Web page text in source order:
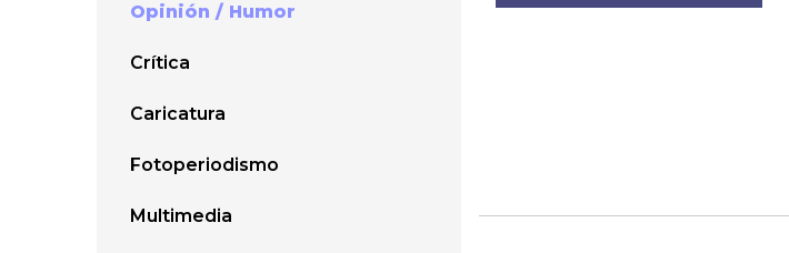
Opinión / Humor
Crítica
Caricatura
Fotoperiodismo
Multimedia